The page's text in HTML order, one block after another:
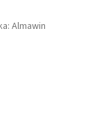
Almawin